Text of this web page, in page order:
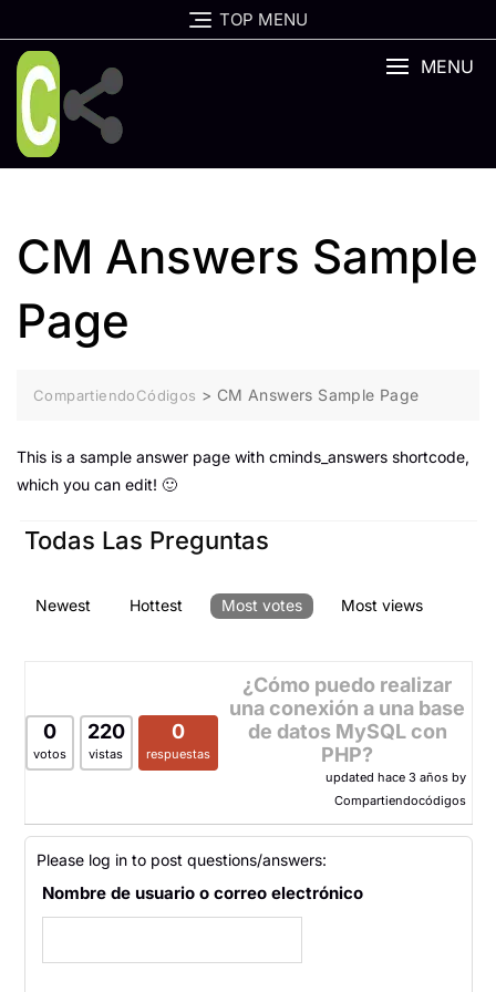
to
content
TOP MENU
MENU
CM Answers Sample
Page
CompartiendoCódigos > CM Answers Sample Page
This is a sample answer page with cminds_answers shortcode,
which you can edit! 🙂
Todas Las Preguntas
Newest Hottest Most votes Most views
0
votos
220
vistas
0
respuestas
¿Cómo puedo realizar
una conexión a una base
de datos MySQL con
PHP?
updated hace 3 años by
Compartiendocódigos
Please log in to post questions/answers:
Nombre de usuario o correo electrónico